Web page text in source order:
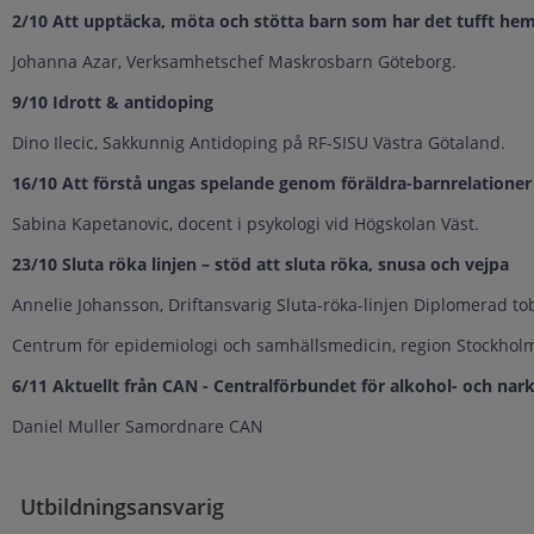
2/10 Att upptäcka, möta och stötta barn som har det tufft
Johanna Azar, Verksamhetschef Maskrosbarn Göteborg.
9/10 Idrott & antidoping
Dino Ilecic, Sakkunnig Antidoping på RF-SISU Västra Götaland.
16/10 Att förstå ungas spelande genom föräldra-barnrelationer
Sabina Kapetanovic, docent i psykologi vid Högskolan Väst.
23/10 Sluta röka linjen – stöd att sluta röka, snusa och vejpa
Annelie Johansson, Driftansvarig Sluta-röka-linjen Diplomerad
Centrum för epidemiologi och samhällsmedicin, region
6/11 Aktuellt från CAN - Centralförbundet för alkohol- och
Daniel Muller Samordnare CAN
Utbildningsansvarig